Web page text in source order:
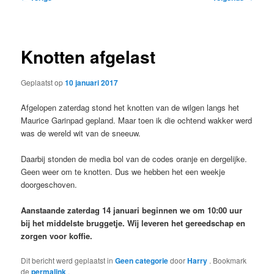
Knotten afgelast
Geplaatst op10 januari 2017
Afgelopen zaterdag stond het knotten van de wilgen langs het
Maurice Garinpad gepland. Maar toen ik die ochtend wakker werd
was de wereld wit van de sneeuw.
Daarbij stonden de media bol van de codes oranje en dergelijke.
Geen weer om te knotten. Dus we hebben het een weekje
doorgeschoven.
Aanstaande zaterdag 14 januari beginnen we om 10:00 uur
bij het middelste bruggetje. Wij leveren het gereedschap en
zorgen voor koffie.
Dit bericht werd geplaatst inGeen categoriedoorHarry . Bookmark
depermalink .